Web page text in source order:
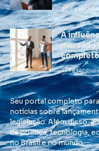
20 de
A
mercado
completo
31 de janeiro
Seu portal completo
notícias sobre
legislação. Além disso,
de política, tecnologia,
no Brasil e no mundo.